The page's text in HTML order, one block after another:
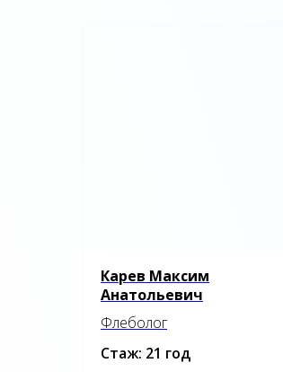
Карев Максим
Анатольевич
Флеболог
Стаж: 21 год